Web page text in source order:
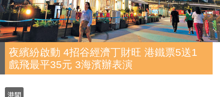
夜繽紛啟動 4招谷經濟丁財旺 港鐵票5送1
戲飛最平35元 3海濱辦表演
港聞